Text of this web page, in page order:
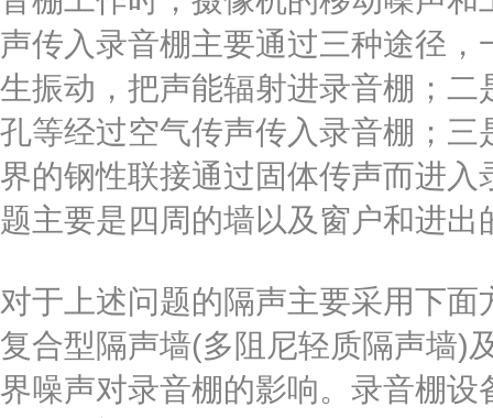
声传入录音棚主要通过三种途径
生振动，把声能辐射进录音棚；
孔等经过空气传声传入录音棚；
界的钢性联接通过固体传声而进
题主要是四周的墙以及窗户和进出
对于上述问题的隔声主要采用下
复合型隔声墙(多阻尼轻质隔声墙)
界噪声对录音棚的影响。录音棚